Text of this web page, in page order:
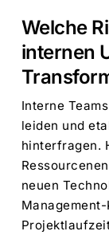
Welche
internen
Interne
leiden und
hinterfragen.
neuen